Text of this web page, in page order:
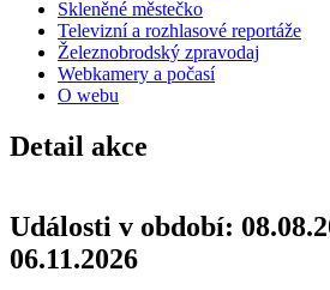
Skleněné městečko
Televizní a rozhlasové reportáže
Železnobrodský zpravodaj
Webkamery a počasí
O webu
Detail akce
Události v období:
06.11.2026